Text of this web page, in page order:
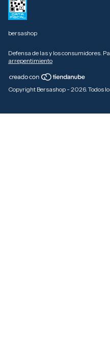
bersashop
Defensa de las y los consumidores.
arrepentimiento
Copyright Bersashop - 2026. Todos